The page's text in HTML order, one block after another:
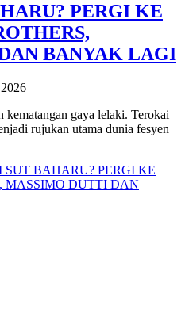
PERGI KE
BANYAK LAGI
kematangan gaya lelaki. Terokai
rujukan utama dunia fesyen
SUT BAHARU? PERGI KE
MASSIMO DUTTI DAN